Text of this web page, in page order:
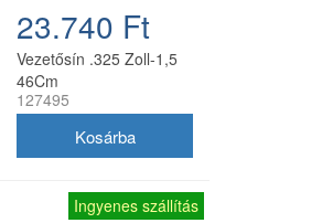
23.740 Ft
Vezetősín .325 Zoll-1,5
46Cm
127495
Ingyenes szállítás